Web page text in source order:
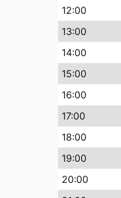
12:00
13:00
14:00
15:00
16:00
17:00
18:00
19:00
20:00